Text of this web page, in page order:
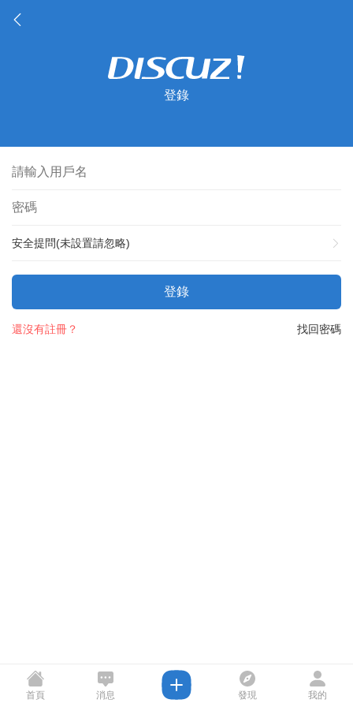
登錄
安全提問(未設置請忽略)
登錄
找回密碼
還沒有註冊？
首頁 消息 發現 我的